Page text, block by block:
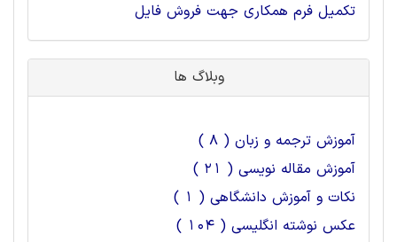
تکمیل فرم همکاری جهت فروش فایل
وبلاگ ها
آموزش ترجمه و زبان ( 8 )
آموزش مقاله نویسی ( 21 )
نکات و آموزش دانشگاهی ( 1 )
عکس نوشته انگلیسی ( 104 )